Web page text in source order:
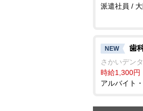
派遣社員 /
NEW 歯
さかいデン
時給1,300円
アルバイト